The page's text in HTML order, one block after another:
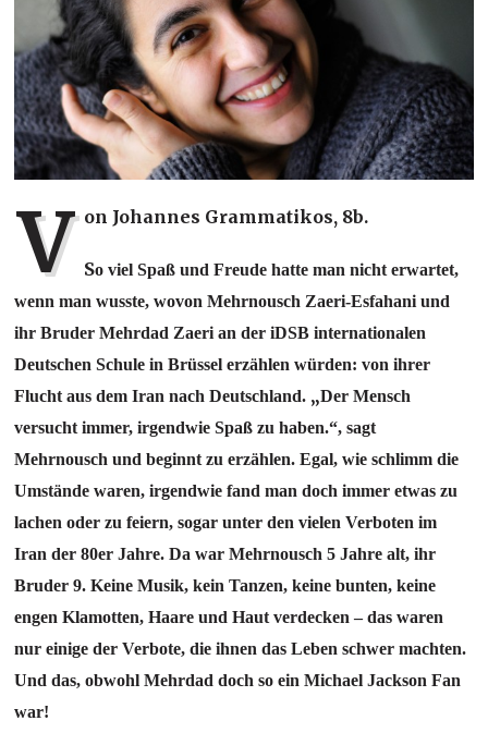
V on Johannes Grammatikos, 8b.
So viel Spaß und Freude hatte man nicht erwartet,
wenn man wusste, wovon Mehrnousch Zaeri-Esfahani und
ihr Bruder Mehrdad Zaeri an der iDSB internationalen
Deutschen Schule in Brüssel erzählen würden: von ihrer
Flucht aus dem Iran nach Deutschland. „Der Mensch
versucht immer, irgendwie Spaß zu haben.“, sagt
Mehrnousch und beginnt zu erzählen. Egal, wie schlimm die
Umstände waren, irgendwie fand man doch immer etwas zu
lachen oder zu feiern, sogar unter den vielen Verboten im
Iran der 80er Jahre. Da war Mehrnousch 5 Jahre alt, ihr
Bruder 9. Keine Musik, kein Tanzen, keine bunten, keine
engen Klamotten, Haare und Haut verdecken – das waren
nur einige der Verbote, die ihnen das Leben schwer machten.
Und das, obwohl Mehrdad doch so ein Michael Jackson Fan
war!